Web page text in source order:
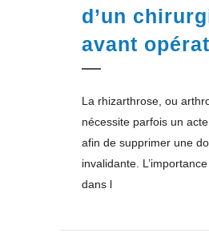
d’un
avant
La rhizarthrose, ou
nécessite parfois un
afin de supprimer une
invalidante.
dans l